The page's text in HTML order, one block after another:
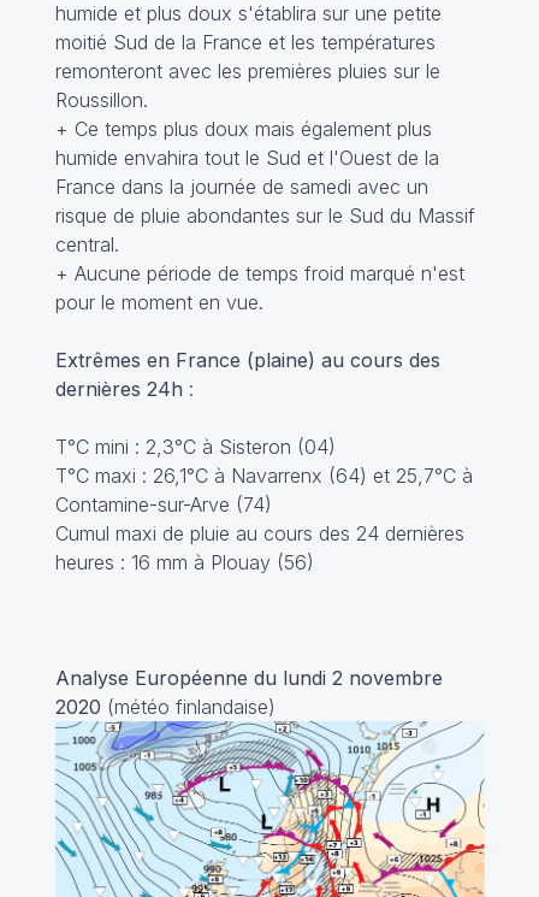
humide et plus doux s'établira sur une petite
moitié Sud de la France et les températures
remonteront avec les premières pluies sur le
Roussillon.
+ Ce temps plus doux mais également plus
humide envahira tout le Sud et l'Ouest de la
France dans la journée de samedi avec un
risque de pluie abondantes sur le Sud du Massif
central.
+ Aucune période de temps froid marqué n'est
pour le moment en vue.
Extrêmes en France (plaine) au cours des
dernières 24h :
T°C mini : 2,3°C à Sisteron (04)
T°C maxi : 26,1°C à Navarrenx (64) et 25,7°C à
Contamine-sur-Arve (74)
Cumul maxi de pluie au cours des 24 dernières
heures : 16 mm à Plouay (56)
Analyse Européenne du lundi 2 novembre
2020 (météo finlandaise)